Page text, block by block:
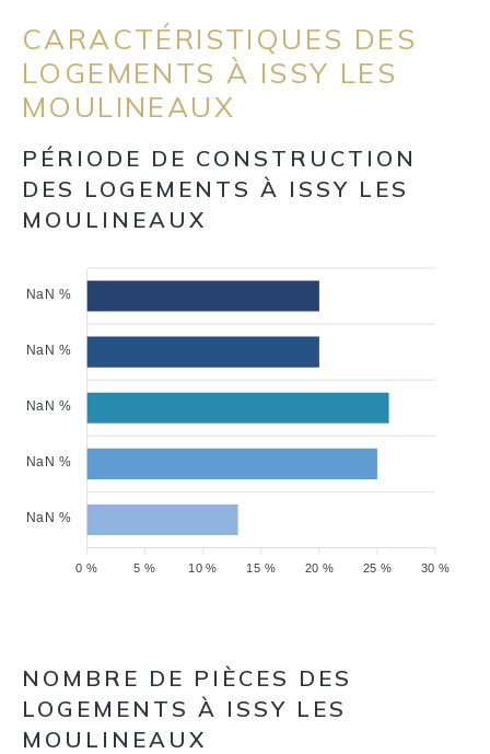
CARACTÉRISTIQUES DES
LOGEMENTS À ISSY LES
MOULINEAUX
PÉRIODE DE CONSTRUCTION
DES LOGEMENTS À ISSY LES
MOULINEAUX
NaN %
NaN %
NaN %
NaN %
NaN %
30 %
25 %
20 %
15 %
10 %
5 %
0 %
NOMBRE DE PIÈCES DES
LOGEMENTS À ISSY LES
MOULINEAUX